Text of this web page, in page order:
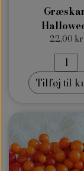
22,00 kr
Tilføj til